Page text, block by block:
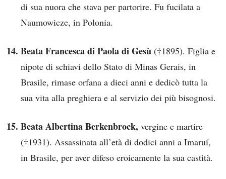
di sua nuora che stava per partorire. Fu fucilata a
Naumowicze, in Polonia.
Beata Francesca di Paola di Gesù (†1895). Figlia e
nipote di schiavi dello Stato di Minas Gerais, in
Brasile, rimase orfana a dieci anni e dedicò tutta la
sua vita alla preghiera e al servizio dei più bisognosi.
Beata Albertina Berkenbrock, vergine e martire
(†1931). Assassinata all’età di dodici anni a Imaruí,
in Brasile, per aver difeso eroicamente la sua castità.